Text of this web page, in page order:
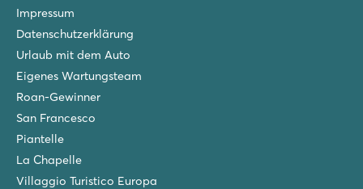
Impressum
Datenschutzerklärung
Urlaub mit dem Auto
Eigenes Wartungsteam
Roan-Gewinner
San Francesco
Piantelle
La Chapelle
Villaggio Turistico Europa